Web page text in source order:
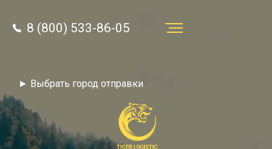
► Выбрать город отправки
8 (800) 533-86-05